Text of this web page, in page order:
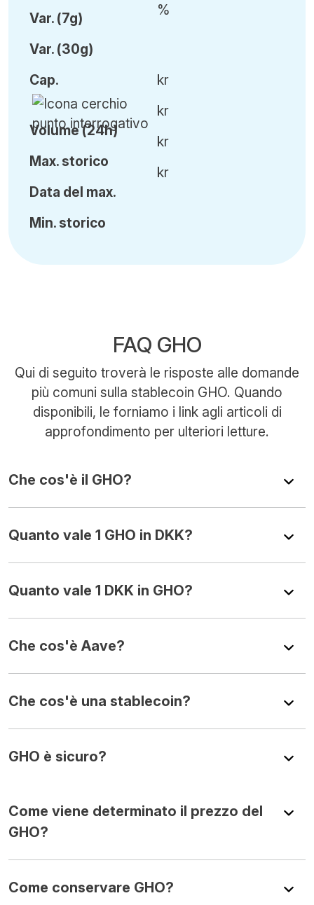
Var. (7g)
Var. (30g)
%
Cap.
Volume (24h)
Max. storico
Data del max.
Min. storico
kr
kr
kr
kr
FAQ GHO
Qui di seguito troverà le risposte alle domande
più comuni sulla stablecoin GHO. Quando
disponibili, le forniamo i link agli articoli di
approfondimento per ulteriori letture.
Che cos'è il GHO?
Quanto vale 1 GHO in DKK?
Quanto vale 1 DKK in GHO?
Che cos'è Aave?
Che cos'è una stablecoin?
GHO è sicuro?
Come viene determinato il prezzo del
GHO?
Come conservare GHO?